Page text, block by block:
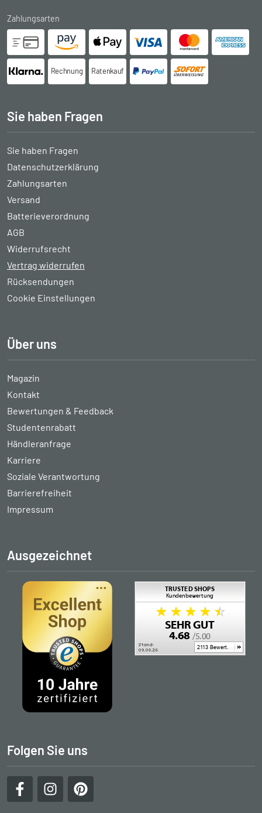
Zahlungsarten
Rechnung Ratenkauf
Sie haben Fragen
Sie haben Fragen
Datenschutzerklärung
Zahlungsarten
Versand
Batterieverordnung
AGB
Widerrufsrecht
Vertrag widerrufen
Rücksendungen
Cookie Einstellungen
Über uns
Magazin
Kontakt
Bewertungen & Feedback
Studentenrabatt
Händleranfrage
Karriere
Soziale Verantwortung
Barrierefreiheit
Impressum
Ausgezeichnet
Folgen Sie uns